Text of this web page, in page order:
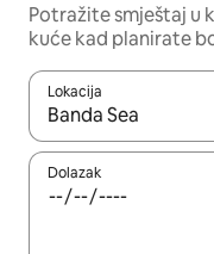
Potražite smještaj u
kuće kad planirate
Lokacija
Kada budu dostupni
Dolazak